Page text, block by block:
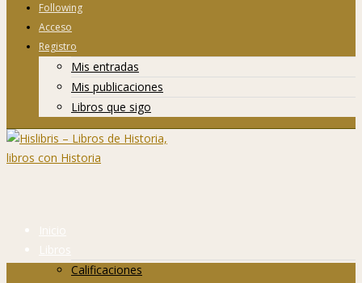
Following
Acceso
Registro
Mis entradas
Mis publicaciones
Libros que sigo
Inicio
Libros
Calificaciones